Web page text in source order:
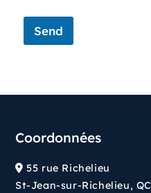
e
Send
Coordonnées
55 rue Richelieu
St-Jean-sur-Richelieu, QC